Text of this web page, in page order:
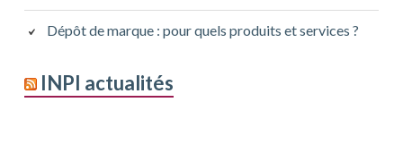
Dépôt de marque : pour quels produits et services ?
INPI actualités